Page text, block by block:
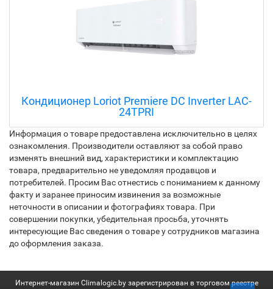
Кондиционер Loriot Prestige LAC-12AH
ознакомления. Производители оставляют за собой право
изменять внешний вид, характеристики и комплектацию
товара, предварительно не уведомляя продавцов и
потребителей. Просим Вас отнестись с пониманием к данному
факту и заранее приносим извинения за возможные
неточности в описании и фотографиях товара. При
совершении покупки, убедительная просьба, уточнять
интересующие Вас сведения о товаре у сотрудников магазина
до оформления заказа.
Интернет-магазин Climalogic.by зарегистрирован в торговом реестре